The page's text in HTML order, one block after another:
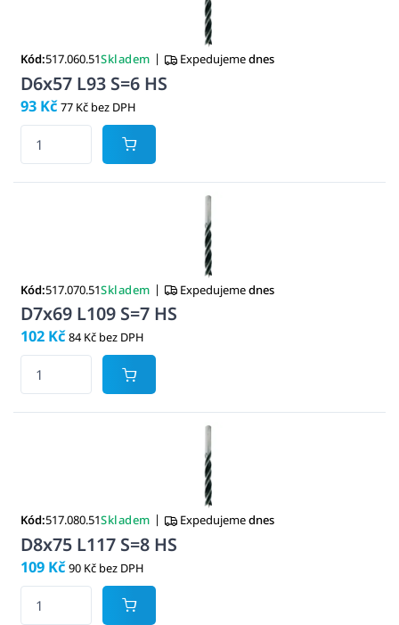
Kód:517.060.51Skladem | Expedujemednes
D6x57 L93 S=6 HS
93 Kč 77 Kč bez DPH
Kód:517.070.51Skladem | Expedujemednes
D7x69 L109 S=7 HS
102 Kč 84 Kč bez DPH
Kód:517.080.51Skladem | Expedujemednes
D8x75 L117 S=8 HS
109 Kč 90 Kč bez DPH